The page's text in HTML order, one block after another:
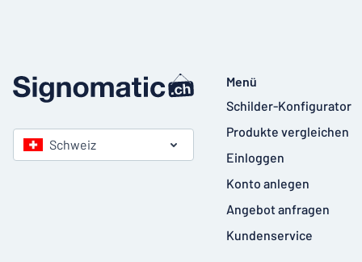
Schweiz
Menü
Schilder-Konfigurator
Produkte vergleichen
Einloggen
Konto anlegen
Angebot anfragen
Kundenservice